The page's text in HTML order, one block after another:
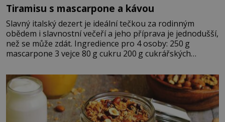
Tiramisu s mascarpone a kávou
Slavný italský dezert je ideální tečkou za rodinným
obědem i slavnostní večeří a jeho příprava je jednodušší,
než se může zdát. Ingredience pro 4 osoby: 250 g
mascarpone 3 vejce 80 g cukru 200 g cukrářských
posypání Postup: Oddělte žloutky od bílků. Žloutky
vyšlehejte s cukrem do světlé pěny a postupně do nich
vmíchejte mascarpone, aby vznikl hladký